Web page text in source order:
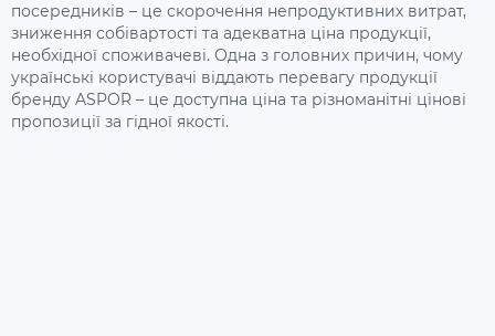
посередників – це скорочення непродуктивних витрат,
зниження собівартості та адекватна ціна продукції,
необхідної споживачеві. Одна з головних причин, чому
українські користувачі віддають перевагу продукції
бренду ASPOR – це доступна ціна та різноманітні цінові
пропозиції за гідної якості.